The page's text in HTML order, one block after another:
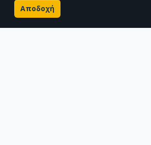
Αποδοχή